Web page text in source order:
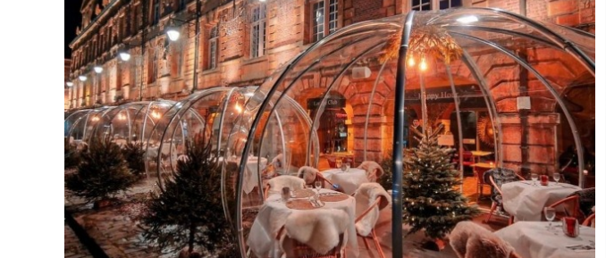
Dôme transparent en polycarbonate | POLYCARBODÔME